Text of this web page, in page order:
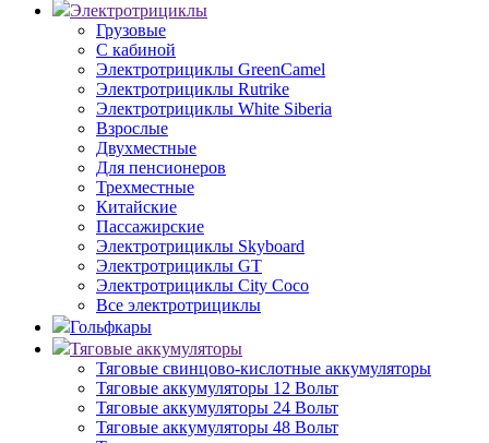
Электротрициклы
Грузовые
С кабиной
Электротрициклы GreenCamel
Электротрициклы Rutrike
Электротрициклы White Siberia
Взрослые
Двухместные
Для пенсионеров
Трехместные
Китайские
Пассажирские
Электротрициклы Skyboard
Электротрициклы GT
Электротрициклы City Coco
Все электротрициклы
Гольфкары
Тяговые аккумуляторы
Тяговые свинцово-кислотные аккумуляторы
Тяговые аккумуляторы 12 Вольт
Тяговые аккумуляторы 24 Вольт
Тяговые аккумуляторы 48 Вольт